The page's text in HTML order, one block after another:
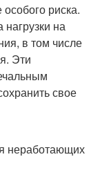
риска.
на
в том числе
Эти
свое
неработающих